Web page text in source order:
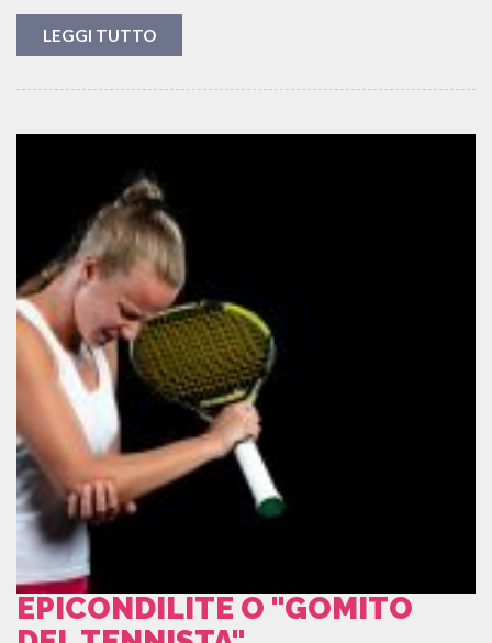
LEGGI TUTTO
EPICONDILITE O "GOMITO